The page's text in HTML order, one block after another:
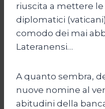
riuscita a mettere
diplomatici
comodo dei mai
Lateranensi…
A quanto sembra,
nuove nomine al
abitudini della